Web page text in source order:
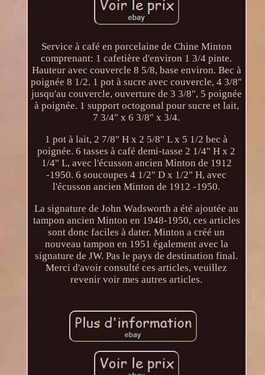
Service à café en porcelaine de Chine Minton
comprenant: 1 cafetière d'environ 1 3/4 pinte.
Hauteur avec couvercle 8 5/8, base environ. Bec à
poignée 8 1/2. 1 pot à sucre avec couvercle, 4 3/8"
jusqu'au couvercle, ouverture de 3 3/8", 5 poignée
à poignée. 1 support octogonal pour sucre et lait,
7 3/4" x 6 3/8" x 3/4.
1 pot à lait, 2 7/8" H x 2 5/8" L x 5 1/2 bec à
poignée. 6 tasses à café demi-tasse 2 1/4" H x 2
1/4" L, avec l'écusson ancien Minton de 1912
-1950. 6 soucoupes 4 1/2" D x 1/2" H, avec
l'écusson ancien Minton de 1912 -1950.
La signature de John Wadsworth a été ajoutée au
tampon ancien Minton en 1948-1950, ces articles
sont donc faciles à dater. Minton a créé un
nouveau tampon en 1951 également avec la
signature de JW. Pas le pays de destination final.
Merci d'avoir consulté ces articles, veuillez
revenir voir mes autres articles.